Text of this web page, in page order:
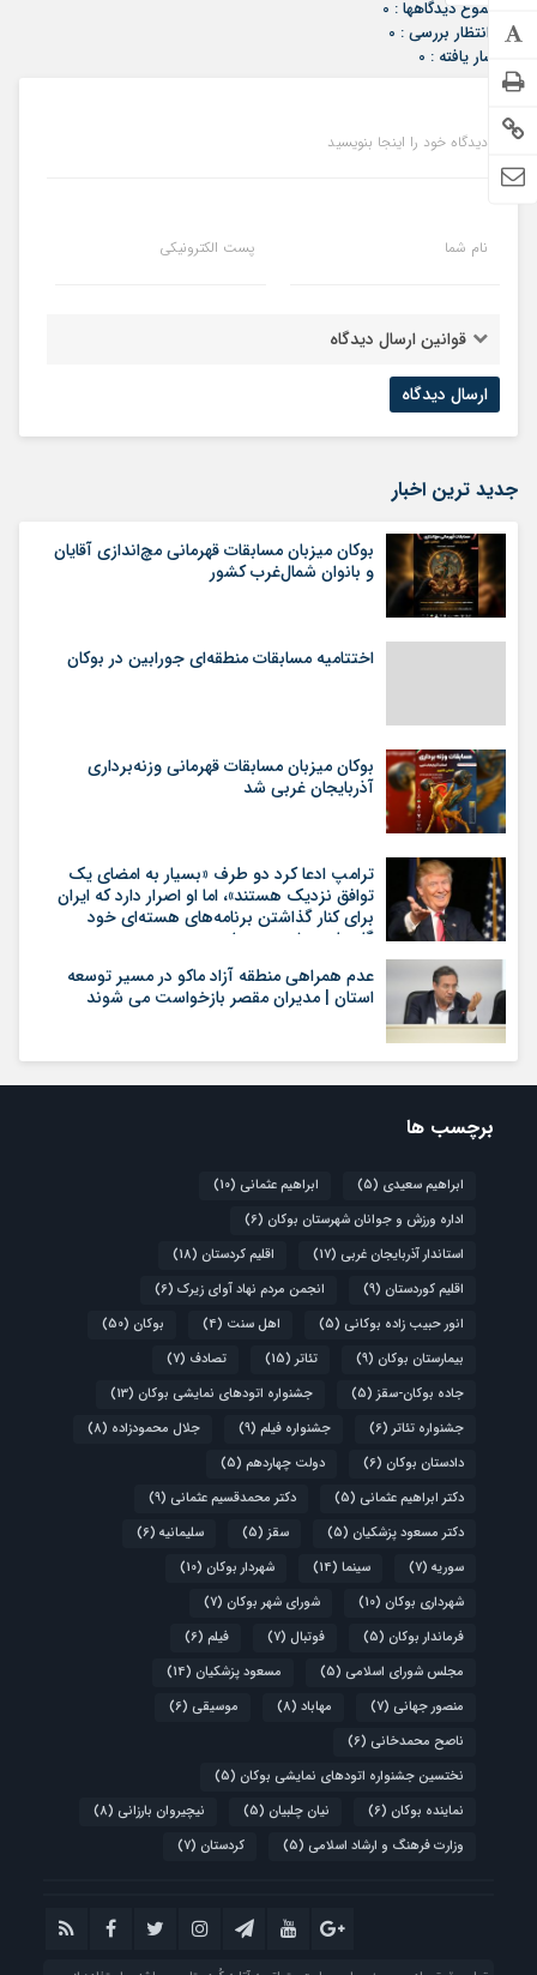
مجموع دیدگاهها : 0
در انتظار بررسی : 0
انتشار یافته : 0
دیدگاه خود را اینجا بنویسید
نام شما پست الکترونیکی
قوانین ارسال دیدگاه
جدید ترین اخبار
بوکان میزبان مسابقات قهرمانی مچ‌اندازی آقایان
و بانوان شمال‌غرب کشور
اختتامیه مسابقات منطقه‌ای جورابین در بوکان
بوکان میزبان مسابقات قهرمانی وزنه‌برداری
آذربایجان غربی شد
ترامپ ادعا کرد دو طرف «بسیار به امضای یک
توافق نزدیک هستند»، اما او اصرار دارد که ایران
برای کنار گذاشتن برنامه‌های هسته‌ای خود
گام‌های بیشتری بردارد
عدم همراهی منطقه آزاد ماکو در مسیر توسعه
استان | مدیران مقصر بازخواست می شوند
برچسب ها
ابراهیم سعیدی (5) ابراهیم عثمانی (10)
اداره ورزش و جوانان شهرستان بوکان (6)
استاندار آذربایجان غربی (17) اقلیم کردستان (18)
اقلیم کوردستان (9) انجمن مردم نهاد آوای زیرک (6)
انور حبیب زاده بوکانی (5) اهل سنت (4) بوکان (50)
بیمارستان بوکان (9) تئاتر (15) تصادف (7)
جاده بوکان-سقز (5) جشنواره اتودهای نمایشی بوکان (13)
جشنواره تئاتر (6) جشنواره فیلم (9) جلال محمودزاده (8)
دادستان بوکان (6) دولت چهاردهم (5)
دکتر ابراهیم عثمانی (5) دکتر محمدقسیم عثمانی (9)
دکتر مسعود پزشکیان (5) سقز (5) سلیمانیه (6)
سوریه (7) سینما (14) شهردار بوکان (10)
شهرداری بوکان (10) شورای شهر بوکان (7)
فرماندار بوکان (5) فوتبال (7) فیلم (6)
مجلس شورای اسلامی (5) مسعود پزشکیان (14)
منصور جهانی (7) مهاباد (8) موسیقی (6)
ناصح محمدخانی (6)
نختسین جشنواره اتودهای نمایشی بوکان (5)
نماینده بوکان (6) نیان چلبیان (5) نیچیروان بارزانی (8)
وزارت فرهنگ و ارشاد اسلامی (5) کردستان (7)